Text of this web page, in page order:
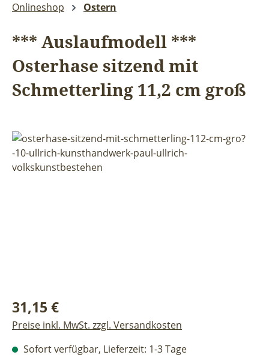
Onlineshop Ostern
*** Auslaufmodell ***
Osterhase sitzend mit
Schmetterling 11,2 cm groß
Bildergalerie überspringen
Regulärer Preis:
31,15 €
Preise inkl. MwSt. zzgl. Versandkosten
Sofort verfügbar, Lieferzeit: 1-3 Tage